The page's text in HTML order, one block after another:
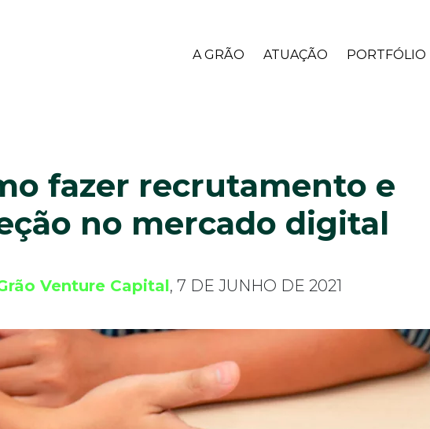
A GRÃO ATUAÇÃO PORTFÓLIO
fazer recrutamento e
no mercado digital
Venture Capital, 7 DE JUNHO DE 2021